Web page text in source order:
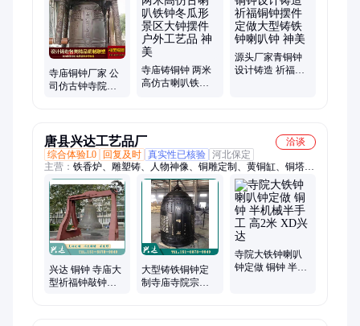
饰品、工艺品、浑天仪、圆形香炉、广场雕塑、动物摆件
寺庙铜钟厂家 公
司仿古钟寺院大
寺庙铸铜钟 两米
高仿古喇叭铁钟
源头厂家青铜钟
设计铸造 祈福铜
唐县兴达工艺品厂
洽谈
综合体验L0
回复及时 真实性已核验 河北保定
主营： 铁香炉、雕塑铸、人物神像、铜雕定制、黄铜缸、铜塔
刹、铜佛塔、铜人物、铜狮子、铜香炉、铜塔顶、铜佛像、铜雕
人物、香炉铸造、圆形铜鼎、铜麒麟、故宫铜狮、伟人铜雕、铜
牛制作、铜牛、铜钟、公园雕塑、人物雕塑、故宫缸、华尔街牛
兴达 铜钟 寺庙大
型祈福钟敲钟厂
大型铸铁铜钟定
制寺庙寺院宗祠
寺院大铁钟喇叭
钟定做 铜钟 半机